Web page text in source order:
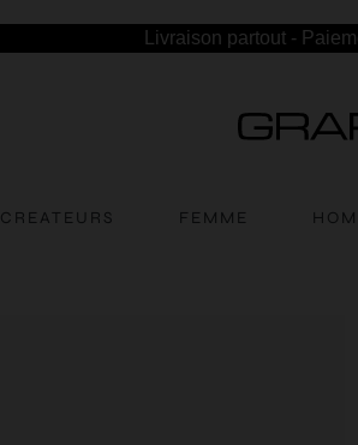
Livraison partout -
CREATEURS FEMME